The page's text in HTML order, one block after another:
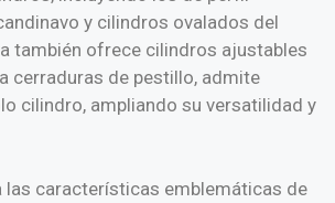
y cilindros ovalados del
también ofrece cilindros ajustables
cerraduras de pestillo, admite
cilindro, ampliando su versatilidad y
las características emblemáticas de